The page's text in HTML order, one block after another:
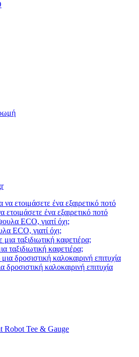
ετοιμάσετε ένα εξαιρετικό ποτό
ECO, γιατί όχι;
ταξιδιωτική καφετιέρα;
δροσιστική καλοκαιρινή επιτυχία
Robot Tee & Gauge